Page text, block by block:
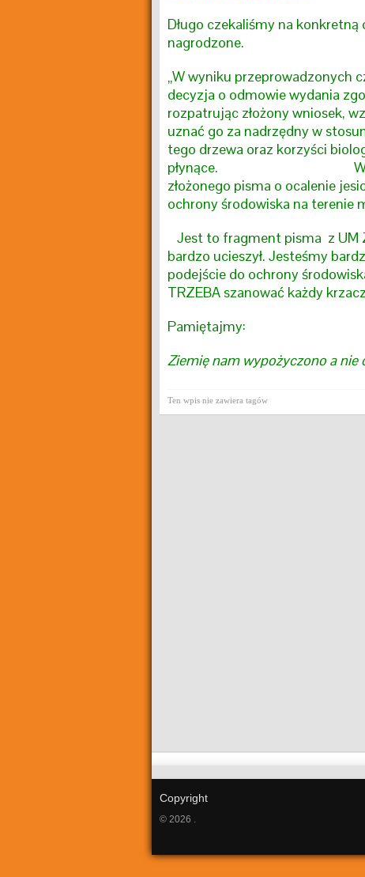
Długo czekaliśmy na
nagrodzone.
„W wyniku przeprowadzonych
decyzja o odmowie wydania
rozpatrując złożony wniosek,
uznać go za nadrzędny w
tego drzewa oraz korzyści
płynące. Wobec
złożonego pisma o ocalenie
ochrony środowiska na terenie
Jest to fragment pisma z UM
bardzo ucieszył. Jesteśmy
podejście do ochrony
TRZEBA szanować każdy
Pamiętajmy:
Ziemię nam wypożyczono a nie
Ten wpis nie zawiera tagów
Copyright
© 2026 .